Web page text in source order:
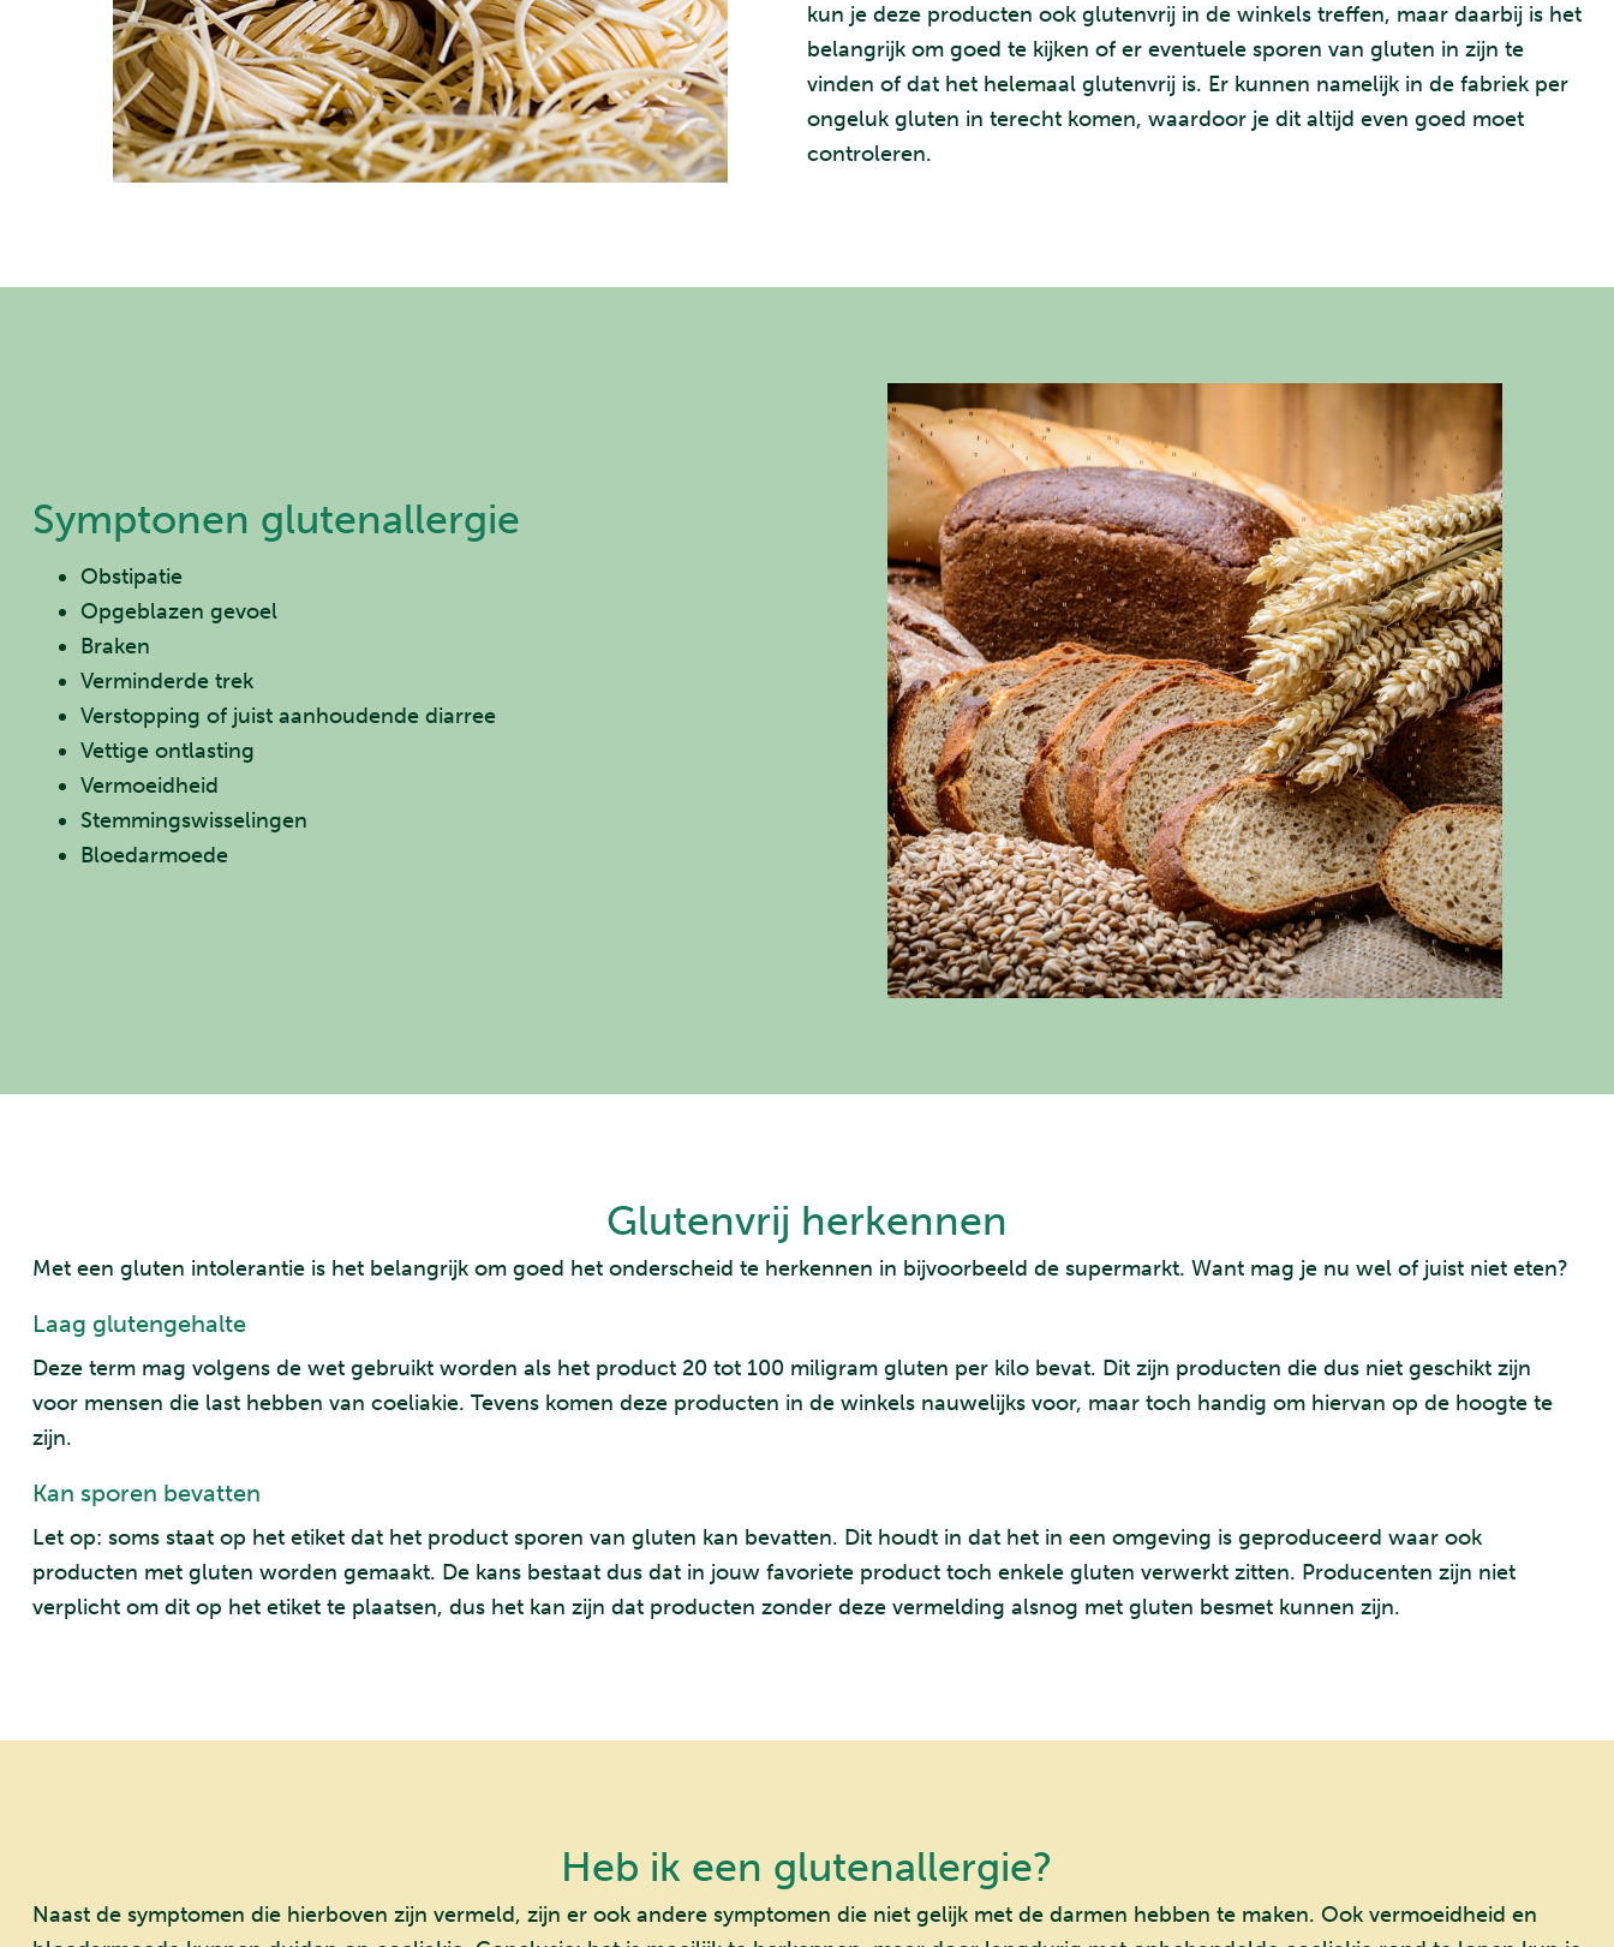
kun je deze producten ook glutenvrij in de winkels treffen, maar daarbij is het
belangrijk om goed te kijken of er eventuele sporen van gluten in zijn te
vinden of dat het helemaal glutenvrij is. Er kunnen namelijk in de fabriek per
ongeluk gluten in terecht komen, waardoor je dit altijd even goed moet
controleren.
Symptonen glutenallergie
Obstipatie
Opgeblazen gevoel
Braken
Verminderde trek
Verstopping of juist aanhoudende diarree
Vettige ontlasting
Vermoeidheid
Stemmingswisselingen
Bloedarmoede
Glutenvrij herkennen
Met een gluten intolerantie is het belangrijk om goed het onderscheid te herkennen in bijvoorbeeld de supermarkt. Want mag je nu wel of juist niet eten?
Laag glutengehalte
Deze term mag volgens de wet gebruikt worden als het product 20 tot 100 miligram gluten per kilo bevat. Dit zijn producten die dus niet geschikt zijn
voor mensen die last hebben van coeliakie. Tevens komen deze producten in de winkels nauwelijks voor, maar toch handig om hiervan op de hoogte te
zijn.
Kan sporen bevatten
Let op: soms staat op het etiket dat het product sporen van gluten kan bevatten. Dit houdt in dat het in een omgeving is geproduceerd waar ook
producten met gluten worden gemaakt. De kans bestaat dus dat in jouw favoriete product toch enkele gluten verwerkt zitten. Producenten zijn niet
verplicht om dit op het etiket te plaatsen, dus het kan zijn dat producten zonder deze vermelding alsnog met gluten besmet kunnen zijn.
Heb ik een glutenallergie?
Naast de symptomen die hierboven zijn vermeld, zijn er ook andere symptomen die niet gelijk met de darmen hebben te maken. Ook vermoeidheid en